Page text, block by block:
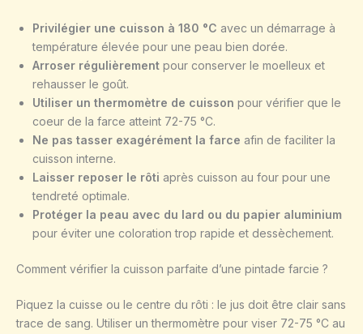
Privilégier une cuisson à 180 °C avec un démarrage à
température élevée pour une peau bien dorée.
Arroser régulièrement pour conserver le moelleux et
rehausser le goût.
Utiliser un thermomètre de cuisson pour vérifier que le
coeur de la farce atteint 72-75 °C.
Ne pas tasser exagérément la farce afin de faciliter la
cuisson interne.
Laisser reposer le rôti après cuisson au four pour une
tendreté optimale.
Protéger la peau avec du lard ou du papier aluminium
pour éviter une coloration trop rapide et dessèchement.
Comment vérifier la cuisson parfaite d’une pintade farcie ?
Piquez la cuisse ou le centre du rôti : le jus doit être clair sans
trace de sang. Utiliser un thermomètre pour viser 72-75 °C au